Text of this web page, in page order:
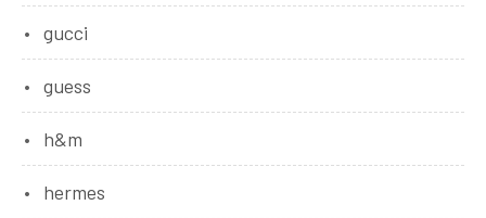
gucci
guess
h&m
hermes